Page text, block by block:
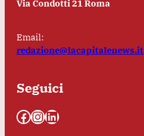
Via Condotti 21 Roma
Email:
redazione@lacapitalenews.it
Seguici
Facebook InstagramLinkedIn